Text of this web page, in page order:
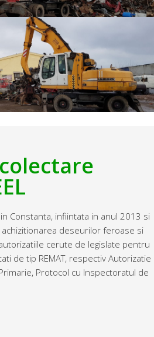
in Constanta, infiintata in anul 2013 si
deseurilor feroase si
cerute de legislate pentru
de tip REMAT, respectiv Autorizatie
Protocol cu Inspectoratul de